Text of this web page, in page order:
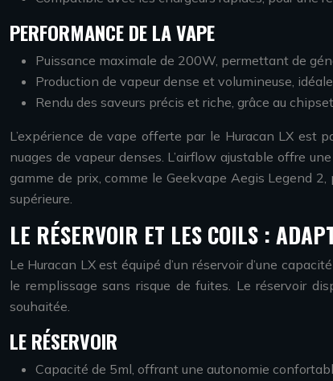
PERFORMANCE DE LA VAPE
Puissance maximale de 200W, permettant de
Production de vapeur dense et volumineuse,
Rendu des saveurs précis et riche, grâce au
L’expérience de vape offerte par le Huracan LX
nuages de vapeur denses. L’airflow ajustable offre
gamme de prix, comme le Geekvape Aegis Legend
supérieure.
LE RÉSERVOIR ET LES COILS :
Le Huracan LX est équipé d’un réservoir d’une
le remplissage sans risque de fuites. Le réservoir
souhaitée.
LE RÉSERVOIR
Capacité de 5ml, offrant une autonomie